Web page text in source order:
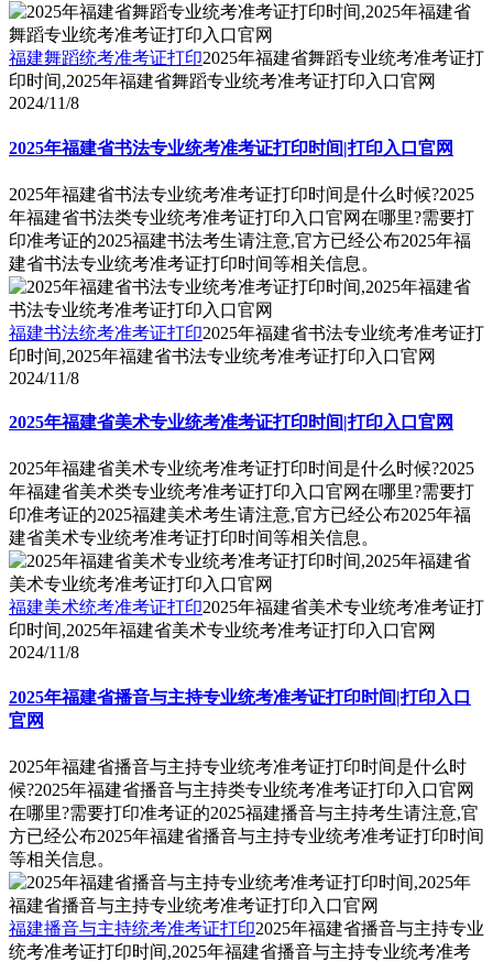
福建舞蹈统考准考证打印2025年福建省舞蹈专业统考准考证打
印时间,2025年福建省舞蹈专业统考准考证打印入口官网
2024/11/8
2025年福建省书法专业统考准考证打印时间|打印入口官网
2025年福建省书法专业统考准考证打印时间是什么时候?2025
年福建省书法类专业统考准考证打印入口官网在哪里?需要打
印准考证的2025福建书法考生请注意,官方已经公布2025年福
建省书法专业统考准考证打印时间等相关信息。
福建书法统考准考证打印2025年福建省书法专业统考准考证打
印时间,2025年福建省书法专业统考准考证打印入口官网
2024/11/8
2025年福建省美术专业统考准考证打印时间|打印入口官网
2025年福建省美术专业统考准考证打印时间是什么时候?2025
年福建省美术类专业统考准考证打印入口官网在哪里?需要打
印准考证的2025福建美术考生请注意,官方已经公布2025年福
建省美术专业统考准考证打印时间等相关信息。
福建美术统考准考证打印2025年福建省美术专业统考准考证打
印时间,2025年福建省美术专业统考准考证打印入口官网
2024/11/8
2025年福建省播音与主持专业统考准考证打印时间|打印入口
官网
2025年福建省播音与主持专业统考准考证打印时间是什么时
候?2025年福建省播音与主持类专业统考准考证打印入口官网
在哪里?需要打印准考证的2025福建播音与主持考生请注意,官
方已经公布2025年福建省播音与主持专业统考准考证打印时间
等相关信息。
福建播音与主持统考准考证打印2025年福建省播音与主持专业
统考准考证打印时间,2025年福建省播音与主持专业统考准考